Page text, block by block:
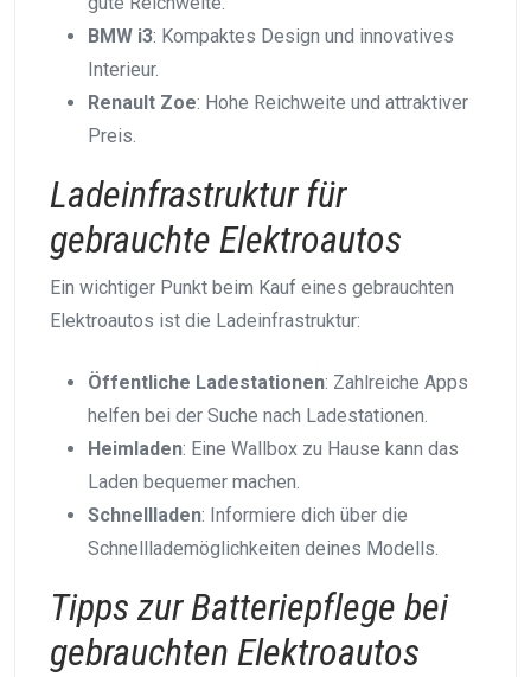
BMW i3: Kompaktes Design und innovatives
Interieur.
Renault Zoe: Hohe Reichweite und attraktiver
Preis.
Ladeinfrastruktur für
gebrauchte Elektroautos
Ein wichtiger Punkt beim Kauf eines gebrauchten
Elektroautos ist die Ladeinfrastruktur:
Öffentliche Ladestationen: Zahlreiche Apps
helfen bei der Suche nach Ladestationen.
Heimladen: Eine Wallbox zu Hause kann das
Laden bequemer machen.
Schnellladen: Informiere dich über die
Schnelllademöglichkeiten deines Modells.
Tipps zur Batteriepflege bei
gebrauchten Elektroautos